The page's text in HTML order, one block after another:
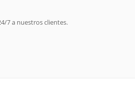
7 a nuestros clientes.